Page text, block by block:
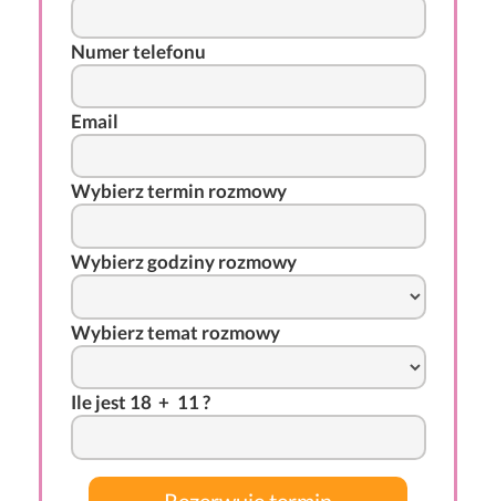
Numer telefonu
Email
Wybierz termin rozmowy
Wybierz godziny rozmowy
Wybierz temat rozmowy
Ile jest 18- + 11 ?